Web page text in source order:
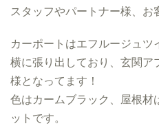
スタッフやパートナー様、お
カーポートはエフルージュツ
横に張り出しており、玄関
様となってます！
色はカームブラック、屋根材
ットです。